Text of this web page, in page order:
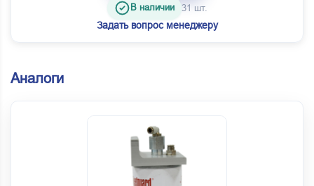
В наличии 31 шт.
Задать вопрос менеджеру
Аналоги